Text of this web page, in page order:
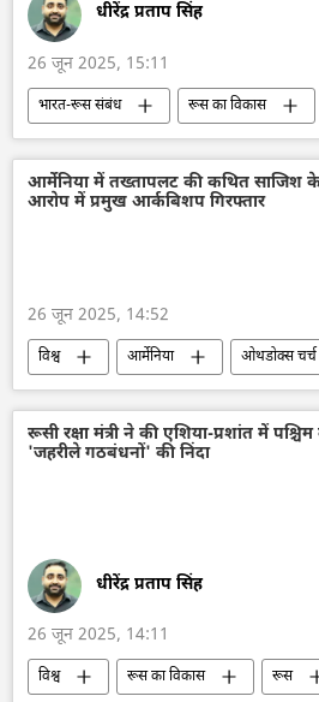
धीरेंद्र प्रताप सिंह
26 जून 2025, 15:11
भारत-रूस संबंध रूस का विकास
मास्को
भारत
भारत सरकार
भारत का विकास
दिल्ली
चीन
त्रिकोण रूस-भारत-चीन (RIC)
राजनाथ सिंह
आर्मेनिया में तख्तापलट की कथित साजिश
आरोप में प्रमुख आर्कबिशप गिरफ्तार
26 जून 2025, 14:52
विश्व आर्मेनिया
ओथडोक्स चर्च
सैन्य तख्तापलट
तख्तापलट के प्रयास
आतंकवाद विरोधी कानून
अपराध मालिक
अपराध
रूसी रक्षा मंत्री ने की एशिया-प्रशांत में
'जहरीले गठबंधनों' की निंदा
धीरेंद्र प्रताप सिंह
26 जून 2025, 14:11
विश्व रूस का विकास
रूस